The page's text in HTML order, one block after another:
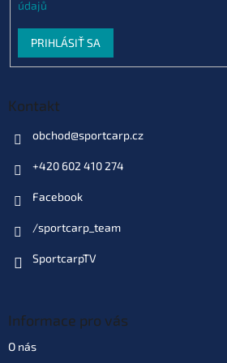
údajů
PRIHLÁSIŤ SA
Kontakt
obchod@sportcarp.cz
+420 602 410 274
Facebook
/sportcarp_team
SportcarpTV
Informace pro vás
O nás